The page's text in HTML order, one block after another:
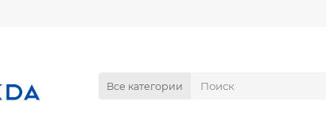
Все категории